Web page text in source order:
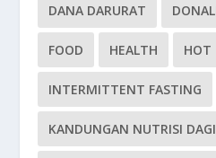
DANA DARURAT
FOOD HEALTH HOT
INTERMITTENT FASTING
KANDUNGAN NUTRISI